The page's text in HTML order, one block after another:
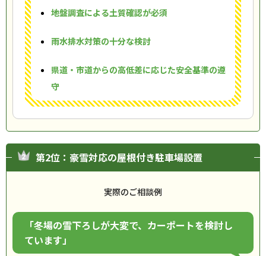
地盤調査による土質確認が必須
雨水排水対策の十分な検討
県道・市道からの高低差に応じた安全基準の遵
守
第2位：豪雪対応の屋根付き駐車場設置
実際のご相談例
「冬場の雪下ろしが大変で、カーポートを検討し
ています」